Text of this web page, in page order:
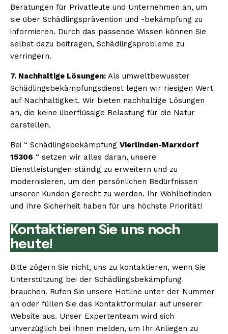
Beratungen für Privatleute und Unternehmen an, um
sie über Schädlingsprävention und -bekämpfung zu
informieren. Durch das passende Wissen können Sie
selbst dazu beitragen, Schädlingsprobleme zu
verringern.
7. Nachhaltige Lösungen: Als umweltbewusster
Schädlingsbekämpfungsdienst legen wir riesigen Wert
auf Nachhaltigkeit. Wir bieten nachhaltige Lösungen
an, die keine überflüssige Belastung für die Natur
darstellen.
Bei “ Schädlingsbekämpfung Vierlinden-Marxdorf
15306 “ setzen wir alles daran, unsere
Dienstleistungen ständig zu erweitern und zu
modernisieren, um den persönlichen Bedürfnissen
unserer Kunden gerecht zu werden. Ihr Wohlbefinden
und Ihre Sicherheit haben für uns höchste Priorität!
Kontaktieren Sie uns noch
heute!
Bitte zögern Sie nicht, uns zu kontaktieren, wenn Sie
Unterstützung bei der Schädlingsbekämpfung
brauchen. Rufen Sie unsere Hotline unter der Nummer
an oder füllen Sie das Kontaktformular auf unserer
Website aus. Unser Expertenteam wird sich
unverzüglich bei Ihnen melden, um Ihr Anliegen zu